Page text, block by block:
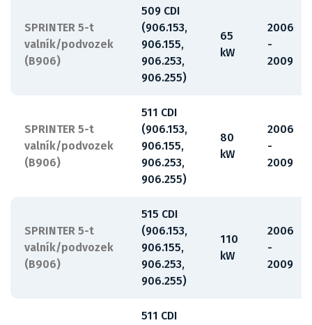
SPRINTER 5-t
valník/podvozek
(B906)
509 CDI
(906.153,
906.155,
906.253,
906.255)
65
kW
2006
-
2009
SPRINTER 5-t
valník/podvozek
(B906)
511 CDI
(906.153,
906.155,
906.253,
906.255)
80
kW
2006
-
2009
SPRINTER 5-t
valník/podvozek
(B906)
515 CDI
(906.153,
906.155,
906.253,
906.255)
110
kW
2006
-
2009
511 CDI